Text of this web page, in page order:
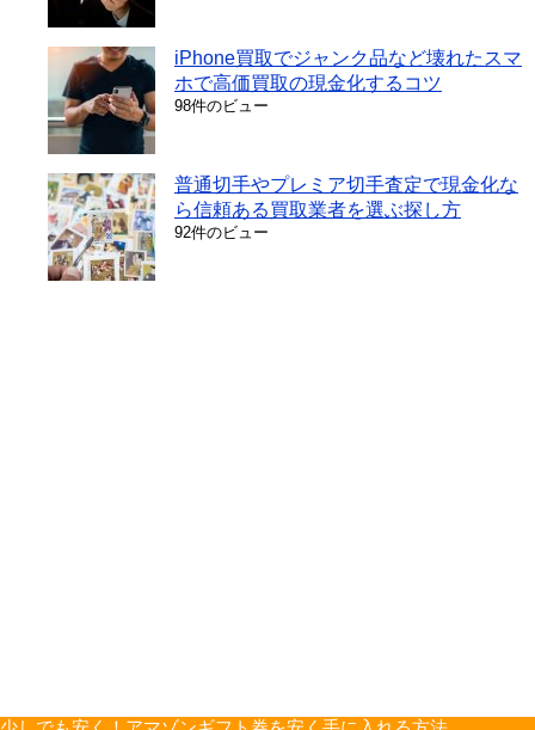
iPhone買取でジャンク品など壊れたスマ
ホで高価買取の現金化するコツ
98件のビュー
普通切手やプレミア切手査定で現金化な
ら信頼ある買取業者を選ぶ探し方
92件のビュー